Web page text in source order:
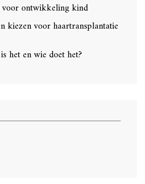
voor ontwikkeling kind
kiezen voor haartransplantatie
het en wie doet het?